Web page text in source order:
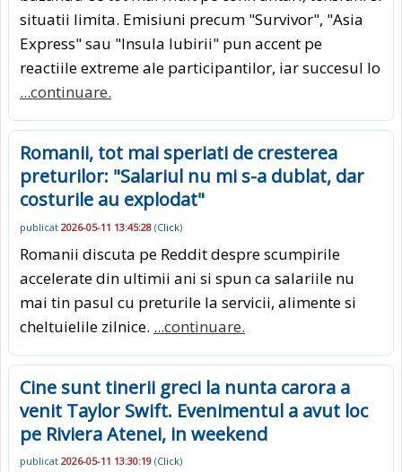
situatii limita. Emisiuni precum "Survivor", "Asia
Express" sau "Insula Iubirii" pun accent pe
reactiile extreme ale participantilor, iar succesul lo
...continuare.
Romanii, tot mai speriati de cresterea
preturilor: "Salariul nu mi s-a dublat, dar
costurile au explodat"
publicat 2026-05-11 13:45:28 (Click)
Romanii discuta pe Reddit despre scumpirile
accelerate din ultimii ani si spun ca salariile nu
mai tin pasul cu preturile la servicii, alimente si
cheltuielile zilnice. ...continuare.
Cine sunt tinerii greci la nunta carora a
venit Taylor Swift. Evenimentul a avut loc
pe Riviera Atenei, in weekend
publicat 2026-05-11 13:30:19 (Click)